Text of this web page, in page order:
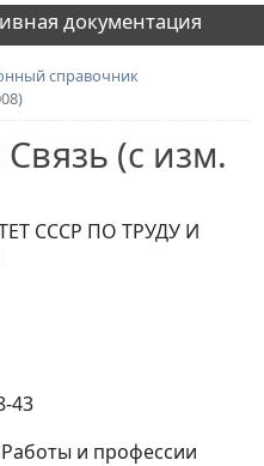
документация
справочник
(с изм.
СССР ПО ТРУДУ И
43
и профессии